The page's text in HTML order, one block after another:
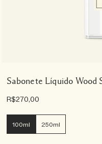
Sabonete Líquido Wood
R$270,00
100ml 250ml